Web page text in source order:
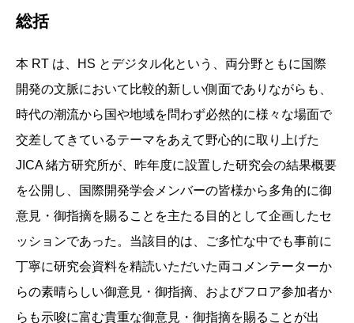
総括
本 RT は、HS とデジタル化という、両分野ともに国際
開発の文脈において比較的新しい側面でありながらも、
時代の潮流から国や地域を問わず必然的に様々な場面で
交差してきているテーマをあえて野心的に取り上げた
JICA 緒方研究所が、昨年度に設置した研究会の結果概要
を公開し、国際開発学会メンバーの皆様から多角的に御
意見・御指摘を賜ることを主たる目的として企画したセ
ッションであった。当該目的は、ご多忙な中でも事前に
丁寧に研究会資料を精読いただいた両コメンテーターか
らの素晴らしい御意見・御指摘、およびフロア参加者か
らも示唆に富む貴重な御意見・御指摘を賜ることが出